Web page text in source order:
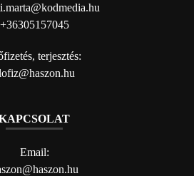
+36305157045
terjesztés:
Email: